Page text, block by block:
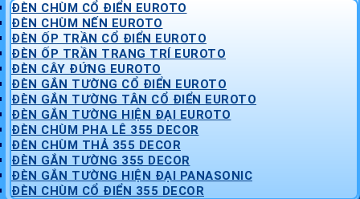
ĐÈN CHÙM CỔ ĐIỂN EUROTO
ĐÈN CHÙM NẾN EUROTO
ĐÈN ỐP TRẦN CỔ ĐIỂN EUROTO
ĐÈN ỐP TRẦN TRANG TRÍ EUROTO
ĐÈN CÂY ĐỨNG EUROTO
ĐÈN GẮN TƯỜNG CỔ ĐIỂN EUROTO
ĐÈN GẮN TƯỜNG TÂN CỔ ĐIỂN EUROTO
ĐÈN GẮN TƯỜNG HIỆN ĐẠI EUROTO
ĐÈN CHÙM PHA LÊ 355 DECOR
ĐÈN CHÙM THẢ 355 DECOR
ĐÈN GẮN TƯỜNG 355 DECOR
ĐÈN GẮN TƯỜNG HIỆN ĐẠI PANASONIC
ĐÈN CHÙM CỔ ĐIỂN 355 DECOR